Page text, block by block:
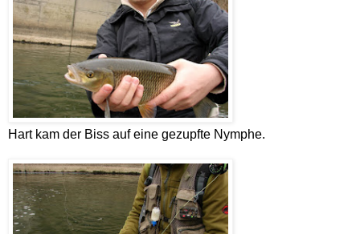
Hart kam der Biss auf eine gezupfte Nymphe.